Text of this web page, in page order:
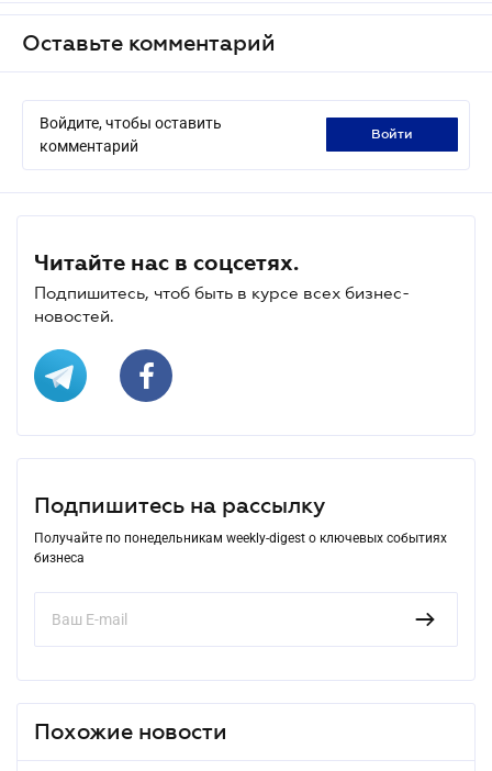
Оставьте комментарий
Войдите, чтобы оставить
комментарий
войти
Читайте нас в соцсетях.
Подпишитесь, чтоб быть в курсе всех бизнес-
новостей.
Подпишитесь на рассылку
Получайте по понедельникам weekly-digest о ключевых событиях
бизнеса
Похожие новости